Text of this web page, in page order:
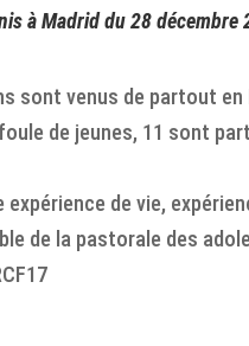
à Madrid du 28 décembre
sont venus de partout
de jeunes, 11 sont
de vie,
de la pastorale des